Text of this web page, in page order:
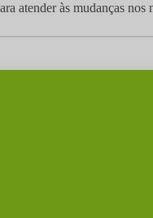
atender às mudanças nos